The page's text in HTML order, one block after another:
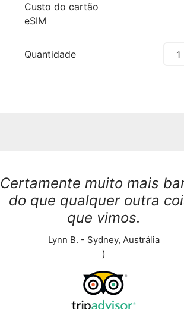
Custo do cartão
eSIM
Quantidade
Certamente muito mais
do que qualquer outra
que vimos.
Lynn B. - Sydney, Austrália
)